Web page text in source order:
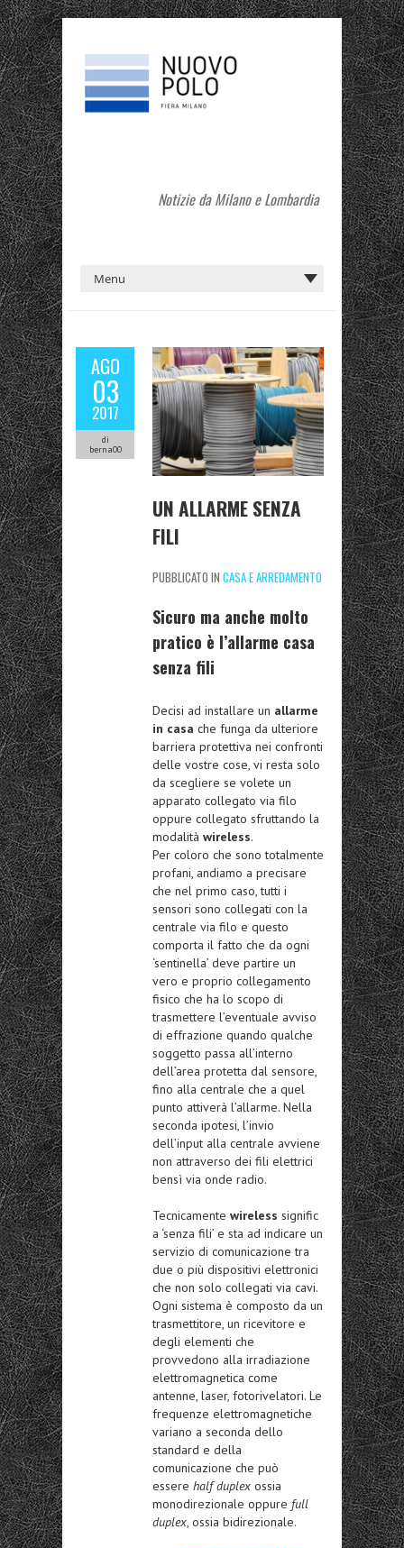
Notizie da Milano e Lombardia
AGO
03
2017
di
berna00
UN ALLARME SENZA
FILI
PUBBLICATO IN CASA E ARREDAMENTO
Sicuro ma anche molto
pratico è l’allarme casa
senza fili
Decisi ad installare un allarme
in casa che funga da ulteriore
barriera protettiva nei confronti
delle vostre cose, vi resta solo
da scegliere se volete un
apparato collegato via filo
oppure collegato sfruttando la
modalità wireless.
Per coloro che sono totalmente
profani, andiamo a precisare
che nel primo caso, tutti i
sensori sono collegati con la
centrale via filo e questo
comporta il fatto che da ogni
‘sentinella’ deve partire un
vero e proprio collegamento
fisico che ha lo scopo di
trasmettere l’eventuale avviso
di effrazione quando qualche
soggetto passa all’interno
dell’area protetta dal sensore,
fino alla centrale che a quel
punto attiverà l’allarme. Nella
seconda ipotesi, l’invio
dell’input alla centrale avviene
non attraverso dei fili elettrici
bensì via onde radio.
Tecnicamente wireless signific
a ‘senza fili’ e sta ad indicare un
servizio di comunicazione tra
due o più dispositivi elettronici
che non solo collegati via cavi.
Ogni sistema è composto da un
trasmettitore, un ricevitore e
degli elementi che
provvedono alla irradiazione
elettromagnetica come
antenne, laser, fotorivelatori. Le
frequenze elettromagnetiche
variano a seconda dello
standard e della
comunicazione che può
essere half duplex ossia
monodirezionale oppure full
duplex, ossia bidirezionale.